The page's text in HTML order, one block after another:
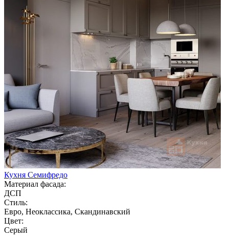
Кухня Семифредо
Материал фасада:
ДСП
Стиль:
Евро, Неоклассика, Скандинавский
Цвет:
Серый